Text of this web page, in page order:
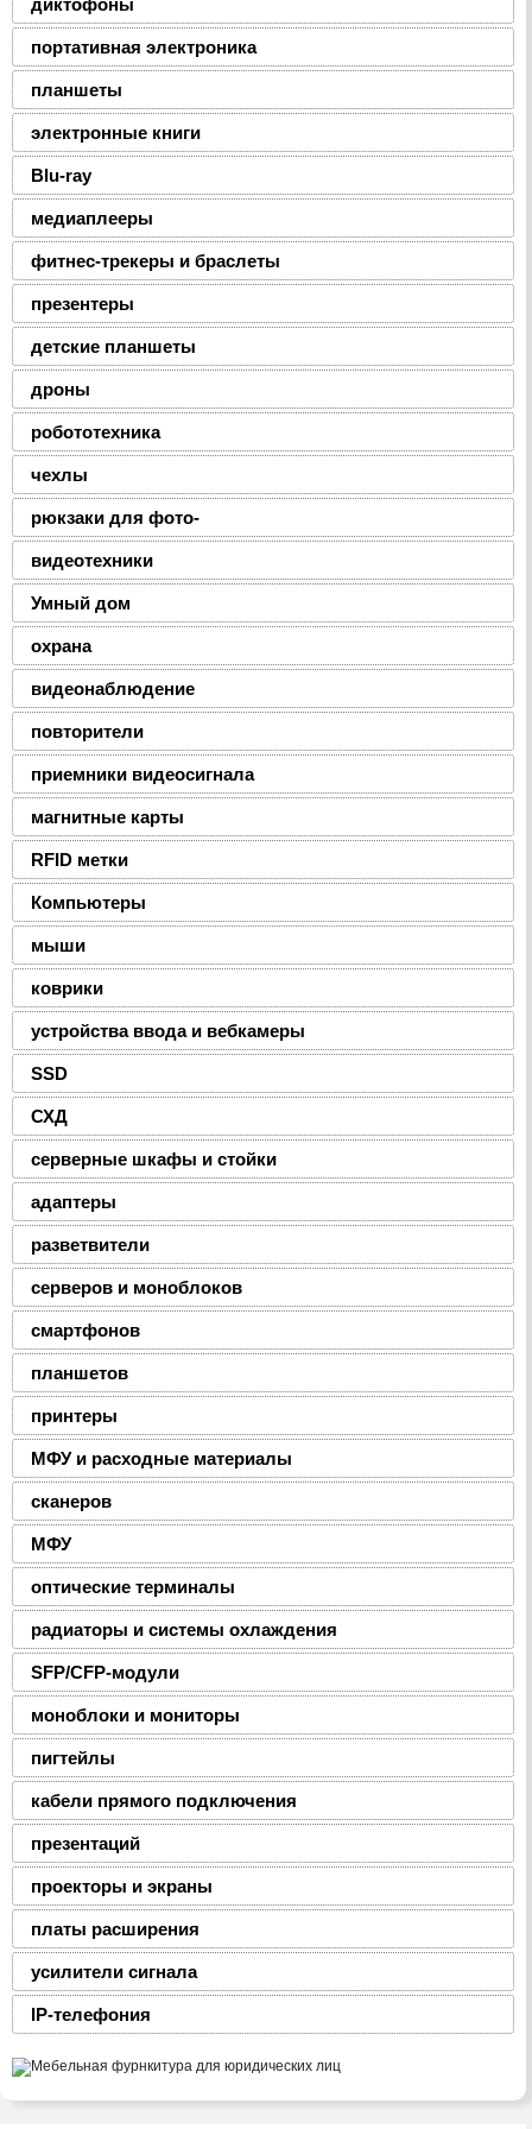
диктофоны
портативная электроника
планшеты
электронные книги
Blu-ray
медиаплееры
фитнес-трекеры и браслеты
презентеры
детские планшеты
дроны
робототехника
чехлы
рюкзаки для фото-
видеотехники
Умный дом
охрана
видеонаблюдение
повторители
приемники видеосигнала
магнитные карты
RFID метки
Компьютеры
мыши
коврики
устройства ввода и вебкамеры
SSD
СХД
серверные шкафы и стойки
адаптеры
разветвители
серверов и моноблоков
смартфонов
планшетов
принтеры
МФУ и расходные материалы
сканеров
МФУ
оптические терминалы
радиаторы и системы охлаждения
SFP/CFP-модули
моноблоки и мониторы
пигтейлы
кабели прямого подключения
презентаций
проекторы и экраны
платы расширения
усилители сигнала
IP-телефония